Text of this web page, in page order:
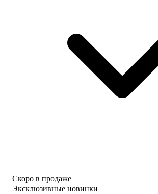
Скоро в продаже
Эксклюзивные новинки